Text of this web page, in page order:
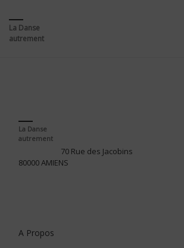
La Danse
autrement
La Danse
autrement
70 Rue des Jacobins
80000 AMIENS
A Propos